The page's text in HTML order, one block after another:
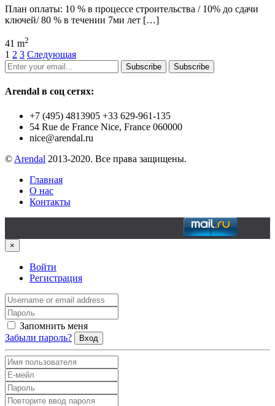
План оплаты: 10 % в процессе строительства / 10% до сдачи
ключей/ 80 % в течении 7ми лет […]
41 m2
1 2 3 Следующая
Subscribe Subscribe
Arendal в соц сетях:
+7 (495) 4813905 +33 629-961-135
54 Rue de France Nice, France 060000
nice@arendal.ru
© Arendal 2013-2020. Все права защищены.
Главная
О нас
Контакты
×
Войти
Регистрация
Запомнить меня
Забыли пароль?
Вход